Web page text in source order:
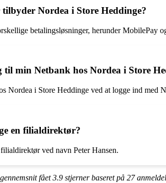
Nordea i Store Heddinge?
betalingsløsninger, herunder MobilePay
min Netbank hos Nordea i Store
Nordea i Store Heddinge ved at logge ind med
en filialdirektør?
ved navn Peter Hansen.
fået3.9 stjerner baseret på 27